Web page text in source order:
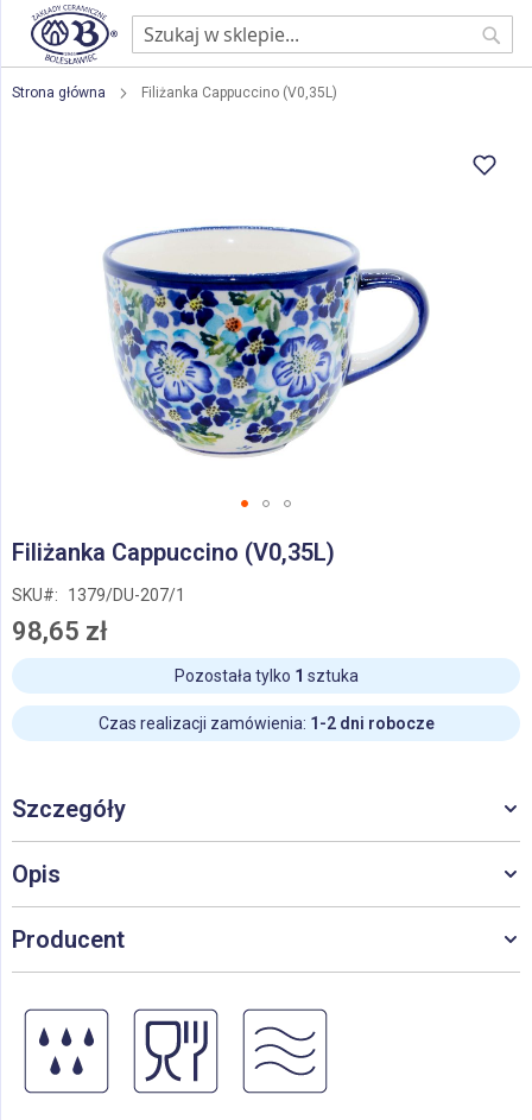
Strona główna Filiżanka Cappuccino (V0,35L)
na
galerii
Filiżanka Cappuccino (V0,35L)
SKU 1379/DU-207/1
98,65 zł
Pozostała tylko 1 sztuka
Czas realizacji zamówienia: 1-2 dni robocze
Szczegóły
Opis
Producent